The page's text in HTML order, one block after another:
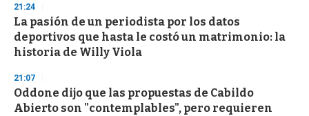
21:24
La pasión de un periodista por los datos
deportivos que hasta le costó un matrimonio: la
historia de Willy Viola
21:07
Oddone dijo que las propuestas de Cabildo
Abierto son "contemplables", pero requieren